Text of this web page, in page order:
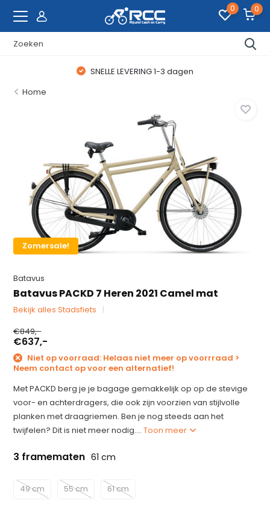
0 0
SNELLE LEVERING 1-3 dagen
Home
Zomersale!
Batavus
Batavus PACKD 7 Heren 2021 Camel mat
Bekijk alles Stadsfiets
€849,-
€637,-
Niet op voorraad: Helaas niet meer op voorrraad >
Neem contact op voor een alternatief!
Met PACKD berg je je bagage gemakkelijk op op de stevige
voor- en achterdragers, die ook zijn voorzien van stijlvolle
planken met draagriemen. Ben je nog steeds aan het
twijfelen? Dit is niet meer nodig....Toon meer
3 framematen 61 cm
49 cm 55 cm 61 cm